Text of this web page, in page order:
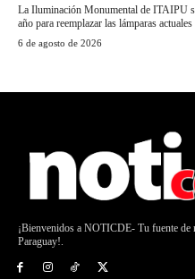
La Iluminación Monumental de ITAIPU
año para reemplazar las lámparas
6 de agosto de 2026
¡Bienvenidos a NOTICDE- Tu fuente de
Paraguay!.